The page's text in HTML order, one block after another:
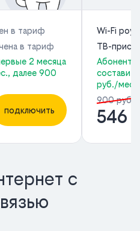
в тариф
в тариф
2 месяца
далее 900
подключить
Wi-Fi
ТВ-
составит
руб./мес.
900 руб/
546
с